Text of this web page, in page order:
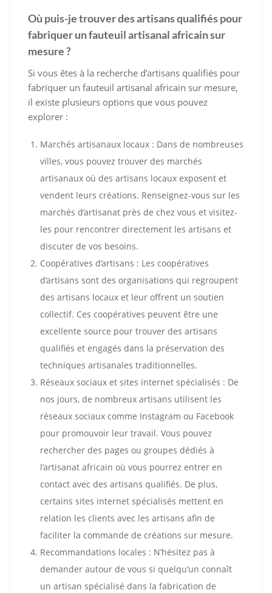
Où puis-je trouver des artisans qualifiés pour
fabriquer un fauteuil artisanal africain sur
mesure ?
Si vous êtes à la recherche d’artisans qualifiés pour
fabriquer un fauteuil artisanal africain sur mesure,
il existe plusieurs options que vous pouvez
explorer :
Marchés artisanaux locaux : Dans de nombreuses
villes, vous pouvez trouver des marchés
artisanaux où des artisans locaux exposent et
vendent leurs créations. Renseignez-vous sur les
marchés d’artisanat près de chez vous et visitez-
les pour rencontrer directement les artisans et
discuter de vos besoins.
Coopératives d’artisans : Les coopératives
d’artisans sont des organisations qui regroupent
des artisans locaux et leur offrent un soutien
collectif. Ces coopératives peuvent être une
excellente source pour trouver des artisans
qualifiés et engagés dans la préservation des
techniques artisanales traditionnelles.
Réseaux sociaux et sites internet spécialisés : De
nos jours, de nombreux artisans utilisent les
réseaux sociaux comme Instagram ou Facebook
pour promouvoir leur travail. Vous pouvez
rechercher des pages ou groupes dédiés à
l’artisanat africain où vous pourrez entrer en
contact avec des artisans qualifiés. De plus,
certains sites internet spécialisés mettent en
relation les clients avec les artisans afin de
faciliter la commande de créations sur mesure.
Recommandations locales : N’hésitez pas à
demander autour de vous si quelqu’un connaît
un artisan spécialisé dans la fabrication de